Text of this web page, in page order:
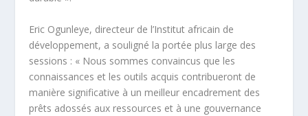
Eric Ogunleye, directeur de l’Institut africain de
développement, a souligné la portée plus large des
sessions : « Nous sommes convaincus que les
connaissances et les outils acquis contribueront de
manière significative à un meilleur encadrement des
prêts adossés aux ressources et à une gouvernance